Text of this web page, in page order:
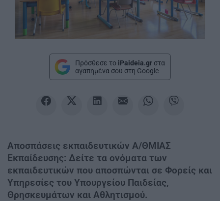
Πρόσθεσε το iPaideia.gr στα
αγαπημένα σου στη Google
Αποσπάσεις εκπαιδευτικών Α/ΘΜΙΑΣ
Εκπαίδευσης: Δείτε τα ονόματα των
εκπαιδευτικών που αποσπώνται σε Φορείς και
Υπηρεσίες του Υπουργείου Παιδείας,
Θρησκευμάτων και Αθλητισμού.